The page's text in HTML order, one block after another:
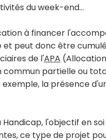
du week-end…
à financer
peut donc être
de l'APA
commun partielle ou
la présence
l'objectif en
ce type de projet